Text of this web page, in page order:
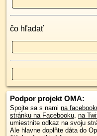
čo hľadať
Podpor projekt OMA:
Spojte sa s nami na
stránku na Facebooku, na
umiestnite odkaz na svoju
Ale hlavne doplňte dáta do